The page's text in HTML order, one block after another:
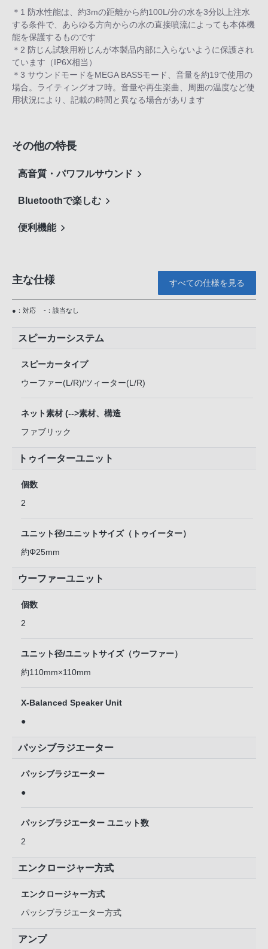
＊1 防水性能は、約3mの距離から約100L/分の水を3分以上注水
する条件で、あらゆる方向からの水の直接噴流によっても本体機
能を保護するものです
＊2 防じん試験用粉じんが本製品内部に入らないように保護され
ています（IP6X相当）
＊3 サウンドモードをMEGA BASSモード、音量を約19で使用の
場合。ライティングオフ時。音量や再生楽曲、周囲の温度など使
用状況により、記載の時間と異なる場合があります
その他の特長
高音質・パワフルサウンド
Bluetoothで楽しむ
便利機能
主な仕様 すべての仕様を見る
●：対応 -：該当なし
スピーカーシステム
スピーカータイプ
ウーファー(L/R)/ツィーター(L/R)
ネット素材 (-->素材、構造
ファブリック
トゥイーターユニット
個数
2
ユニット径/ユニットサイズ（トゥイーター）
約Φ25mm
ウーファーユニット
個数
2
ユニット径/ユニットサイズ（ウーファー）
約110mm×110mm
X-Balanced Speaker Unit
●
パッシブラジエーター
パッシブラジエーター
●
パッシブラジエーター ユニット数
2
エンクロージャー方式
エンクロージャー方式
パッシブラジエーター方式
アンプ